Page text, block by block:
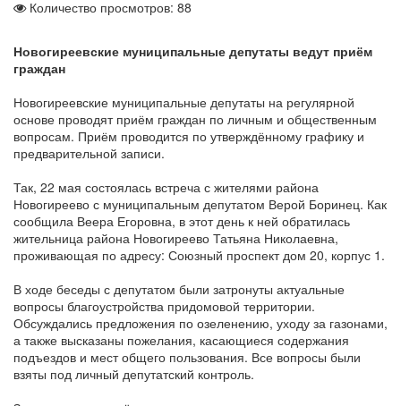
Количество просмотров: 88
Новогиреевские муниципальные депутаты ведут приём
граждан
Новогиреевские муниципальные депутаты на регулярной
основе проводят приём граждан по личным и общественным
вопросам. Приём проводится по утверждённому графику и
предварительной записи.
Так, 22 мая состоялась встреча с жителями района
Новогиреево с муниципальным депутатом Верой Боринец. Как
сообщила Веера Егоровна, в этот день к ней обратилась
жительница района Новогиреево Татьяна Николаевна,
проживающая по адресу: Союзный проспект дом 20, корпус 1.
В ходе беседы с депутатом были затронуты актуальные
вопросы благоустройства придомовой территории.
Обсуждались предложения по озеленению, уходу за газонами,
а также высказаны пожелания, касающиеся содержания
подъездов и мест общего пользования. Все вопросы были
взяты под личный депутатский контроль.